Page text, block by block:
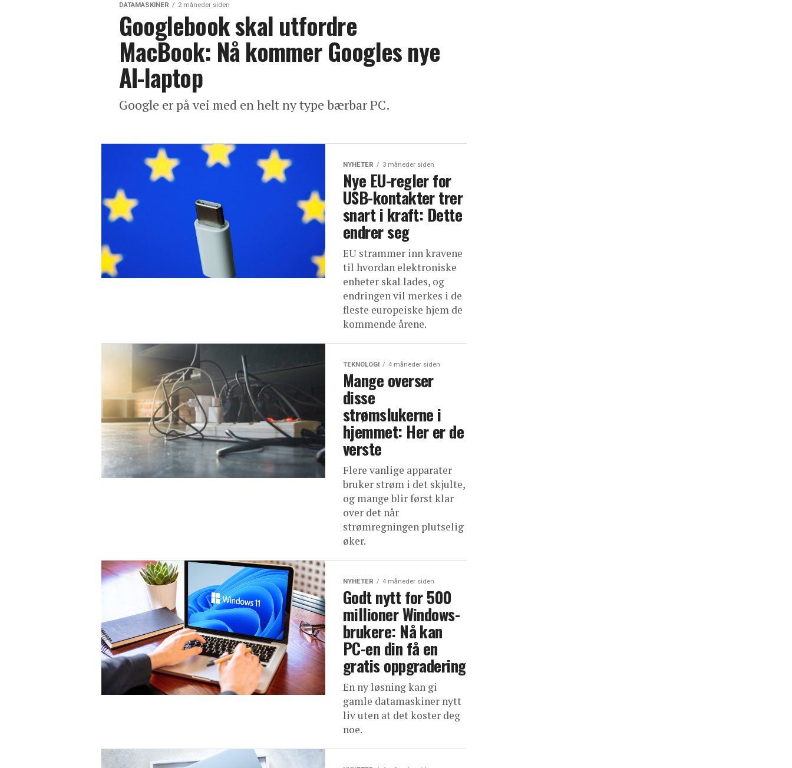
DATAMASKINER 2 måneder siden
Googlebook skal utfordre
MacBook: Nå kommer Googles nye
AI-laptop
Google er på vei med en helt ny type bærbar PC.
NYHETER 3 måneder siden
Nye EU-regler for
USB-kontakter trer
snart i kraft: Dette
endrer seg
EU strammer inn kravene
til hvordan elektroniske
enheter skal lades, og
endringen vil merkes i de
fleste europeiske hjem de
kommende årene.
TEKNOLOGI 4 måneder siden
Mange overser
disse
strømslukerne i
hjemmet: Her er de
verste
Flere vanlige apparater
bruker strøm i det skjulte,
og mange blir først klar
over det når
strømregningen plutselig
øker.
NYHETER 4 måneder siden
Godt nytt for 500
millioner Windows-
brukere: Nå kan
PC-en din få en
gratis oppgradering
En ny løsning kan gi
gamle datamaskiner nytt
liv uten at det koster deg
noe.